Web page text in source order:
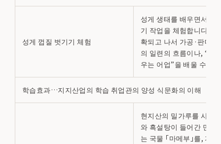
성게 껍질 벗기기 체험
성게 생태를 배우면서 껍
기 작업을 체험합니다. 성
확되고 나서 가공·판매할
의 일련의 흐름이나, “만
우는 어업”을 배울 수 있
학습효과…지지산업의 학습 취업관의 양성 식문화의 이해
현지산의 밀가루를 사용
와 흑설탕이 들어간 만두
는 국물 「마메부」를, 지